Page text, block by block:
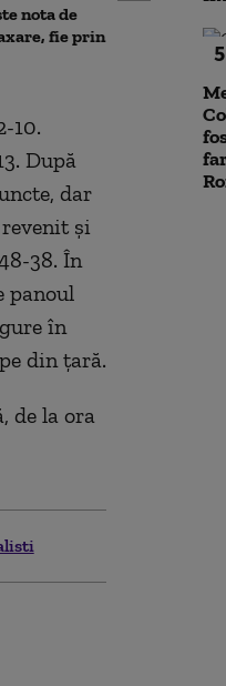
nota de
fie prin
amfibiu
militarii SUA
10.
După
dar
și
38. În
panoul
în
din ţară.
de la ora
5